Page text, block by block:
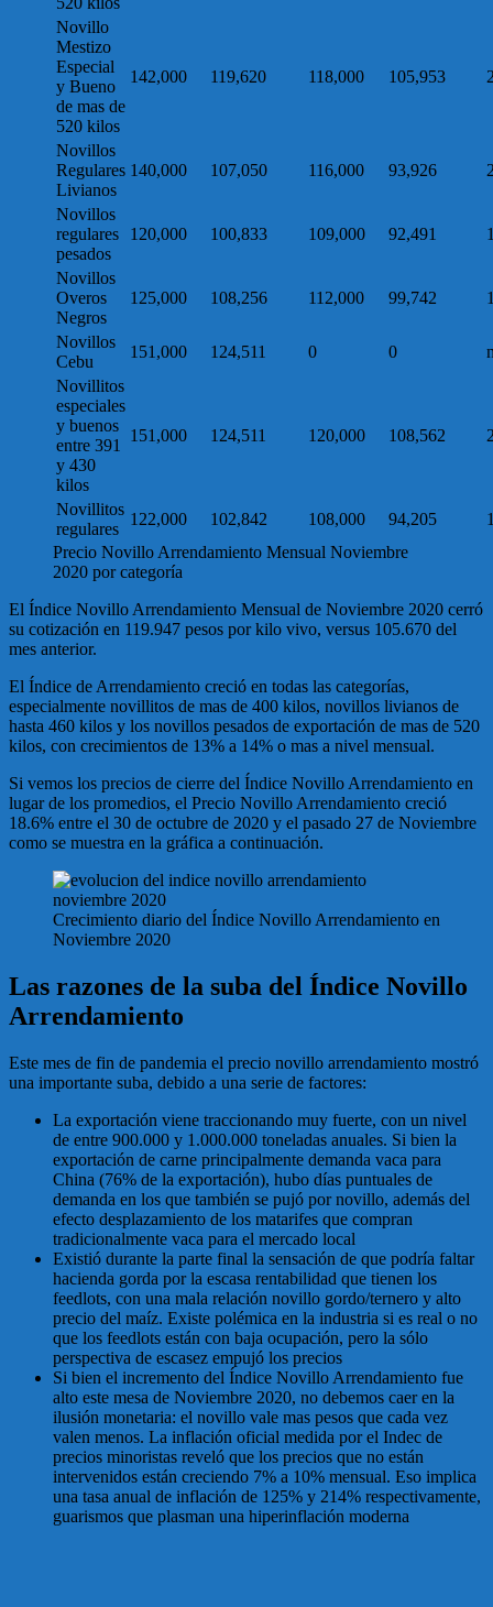
Novillo
Mestizo
Especial
y Bueno
de mas de
520 kilos
142,000 119,620 118,000 105,953
Novillos
Regulares
Livianos
140,000 107,050 116,000 93,926
Novillos
regulares
pesados
120,000 100,833 109,000 92,491
Novillos
Overos
Negros
125,000 108,256 112,000 99,742
Novillos
Cebu
151,000 124,511 0 0
Novillitos
especiales
y buenos
entre 391
y 430
kilos
151,000 124,511 120,000 108,562
Novillitos
regulares
122,000 102,842 108,000 94,205
Precio Novillo Arrendamiento Mensual Noviembre
2020 por categoría
El Índice Novillo Arrendamiento Mensual de Noviembre 2020 cerró
su cotización en 119.947 pesos por kilo vivo, versus 105.670 del
mes anterior.
El Índice de Arrendamiento creció en todas las categorías,
especialmente novillitos de mas de 400 kilos, novillos livianos de
hasta 460 kilos y los novillos pesados de exportación de mas de 520
kilos, con crecimientos de 13% a 14% o mas a nivel mensual.
Si vemos los precios de cierre del Índice Novillo Arrendamiento en
lugar de los promedios, el Precio Novillo Arrendamiento creció
18.6% entre el 30 de octubre de 2020 y el pasado 27 de Noviembre
como se muestra en la gráfica a continuación.
Crecimiento diario del Índice Novillo Arrendamiento en
Noviembre 2020
Las razones de la suba del Índice Novillo
Arrendamiento
Este mes de fin de pandemia el precio novillo arrendamiento mostró
una importante suba, debido a una serie de factores:
La exportación viene traccionando muy fuerte, con un nivel
de entre 900.000 y 1.000.000 toneladas anuales. Si bien la
exportación de carne principalmente demanda vaca para
China (76% de la exportación), hubo días puntuales de
demanda en los que también se pujó por novillo, además del
efecto desplazamiento de los matarifes que compran
tradicionalmente vaca para el mercado local
Existió durante la parte final la sensación de que podría faltar
hacienda gorda por la escasa rentabilidad que tienen los
feedlots, con una mala relación novillo gordo/ternero y alto
precio del maíz. Existe polémica en la industria si es real o no
que los feedlots están con baja ocupación, pero la sólo
perspectiva de escasez empujó los precios
Si bien el incremento del Índice Novillo Arrendamiento fue
alto este mesa de Noviembre 2020, no debemos caer en la
ilusión monetaria: el novillo vale mas pesos que cada vez
valen menos. La inflación oficial medida por el Indec de
precios minoristas reveló que los precios que no están
intervenidos están creciendo 7% a 10% mensual. Eso implica
una tasa anual de inflación de 125% y 214% respectivamente,
guarismos que plasman una hiperinflación moderna